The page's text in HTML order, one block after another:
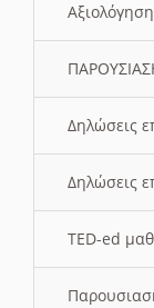
Δηλώσεις
Δηλώσεις
TED-ed